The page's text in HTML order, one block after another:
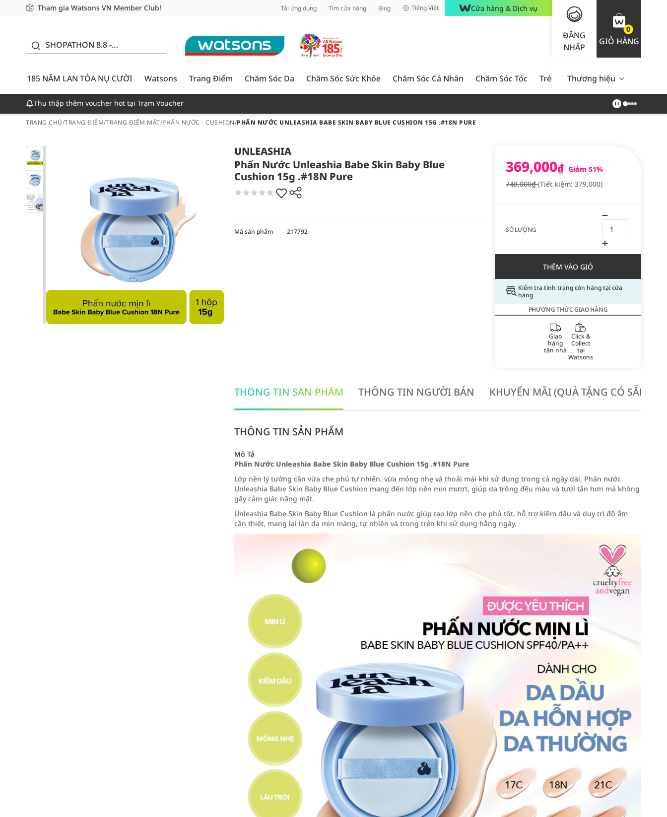
Tham gia Watsons VN Member Club!
Miễn phí giao hàng cho đơn hàng từ 249,000Đ
Giao hàng nhanh 24h - Áp dụng khu vực TP. Hồ Chí Minh Tải ứng dụng Tìm cửa hàng Blog Tiếng Việt Cửa hàng & Dịch vụ
ĐĂNG
NHẬP
0
GIỎ HÀNG
SHOPATHON 8.8 -
CƯỜI - GIẢM ĐẾN
50%
185 NĂM LAN TỎA NỤ CƯỜI
Watsons Trang Điểm Chăm Sóc Da Chăm Sóc Sức Khỏe Chăm Sóc Cá Nhân Chăm Sóc Tóc Trẻ Em Nam Giới Chăm Sóc
Thương hiệu
Thu thập thêm voucher hot tại Trạm Voucher
TRANG CHỦ/TRANG ĐIỂM/TRANG ĐIỂM MẶT/PHẤN NƯỚC - CUSHION/PHẤN NƯỚC UNLEASHIA BABE SKIN BABY BLUE CUSHION 15G .#18N PURE
UNLEASHIA
Phấn Nước Unleashia Babe Skin Baby Blue
Cushion 15g .#18N Pure
369,000₫ Giảm 51%
748,000₫(Tiết kiệm: 379,000)
SỐ LƯỢNG
THÊM VÀO GIỎ
Kiểm tra tình trạng còn hàng tại cửa
hàng
PHƯƠNG THỨC GIAO HÀNG
Giao
hàng
tận nhà
Click &
Collect
tại
Watsons
Mã sản phẩm 217792
THÔNG TIN SẢN PHẨM THÔNG TIN NGƯỜI BÁN KHUYẾN MÃI (QUÀ TẶNG CÓ SẴN
THÔNG TIN SẢN PHẨM
Mô Tả
Phấn Nước Unleashia Babe Skin Baby Blue Cushion 15g .#18N Pure
Lớp nền lý tưởng cần vừa che phủ tự nhiên, vừa mỏng nhẹ và thoải mái khi sử dụng trong cả ngày dài. Phấn nước
Unleashia Babe Skin Baby Blue Cushion mang đến lớp nền mịn mượt, giúp da trông đều màu và tươi tắn hơn mà không
gây cảm giác nặng mặt.
Unleashia Babe Skin Baby Blue Cushion là phấn nước giúp tạo lớp nền che phủ tốt, hỗ trợ kiềm dầu và duy trì độ ẩm
cần thiết, mang lại làn da mịn màng, tự nhiên và trong trẻo khi sử dụng hằng ngày.